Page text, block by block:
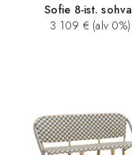
Sofie 8-ist. sohva
3 109 € (alv 0%)